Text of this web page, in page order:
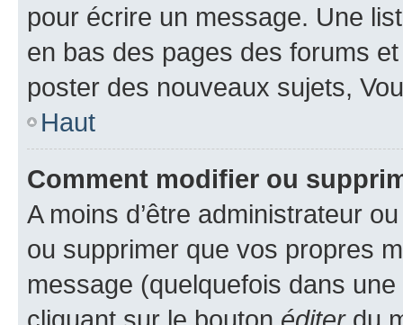
pour écrire un message. Une
en bas des pages des forums
poster des nouveaux sujets,
Haut
Comment modifier ou
A moins d’être administrateur
ou supprimer que vos propres
message (quelquefois dans
cliquant sur le bouton éditerdu